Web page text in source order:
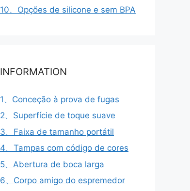
10、Opções de silicone e sem BPA
INFORMATION
1、Conceção à prova de fugas
2、Superfície de toque suave
3、Faixa de tamanho portátil
4、Tampas com código de cores
5、Abertura de boca larga
6、Corpo amigo do espremedor